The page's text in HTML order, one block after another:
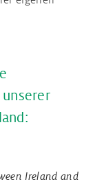
Ireland and